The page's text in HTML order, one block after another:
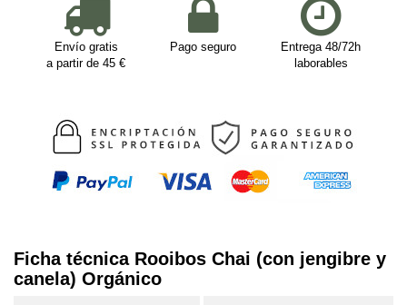
Envío gratis
a partir de 45 €
Pago seguro
Entrega 48/72h
laborables
Ficha técnica Rooibos Chai (con jengibre y
canela) Orgánico